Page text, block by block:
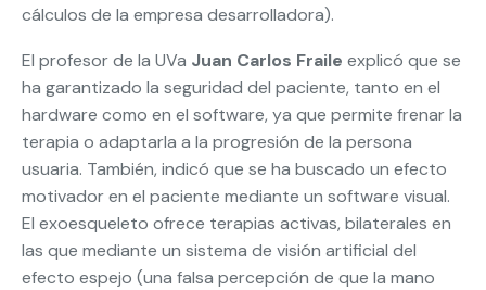
cálculos de la empresa desarrolladora).
El profesor de la UVa Juan Carlos Fraile explicó que se
ha garantizado la seguridad del paciente, tanto en el
hardware como en el software, ya que permite frenar la
terapia o adaptarla a la progresión de la persona
usuaria. También, indicó que se ha buscado un efecto
motivador en el paciente mediante un software visual.
El exoesqueleto ofrece terapias activas, bilaterales en
las que mediante un sistema de visión artificial del
efecto espejo (una falsa percepción de que la mano